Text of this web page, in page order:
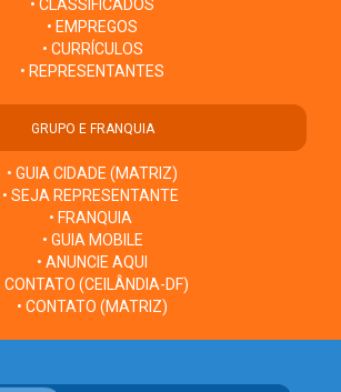
• CLASSIFICADOS
• EMPREGOS
• CURRÍCULOS
• REPRESENTANTES
GRUPO E FRANQUIA
• GUIA CIDADE (MATRIZ)
• SEJA REPRESENTANTE
• FRANQUIA
• GUIA MOBILE
• ANUNCIE AQUI
CONTATO (CEILÂNDIA-DF)
• CONTATO (MATRIZ)